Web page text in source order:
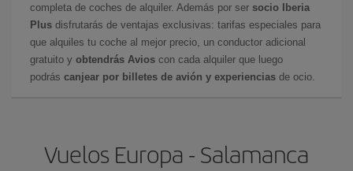
completa de coches de alquiler. Además por ser socio Iberia
Plus disfrutarás de ventajas exclusivas: tarifas especiales para
que alquiles tu coche al mejor precio, un conductor adicional
gratuito y obtendrás Avios con cada alquiler que luego
podrás canjear por billetes de avión y experiencias de ocio.
Vuelos Europa - Salamanca